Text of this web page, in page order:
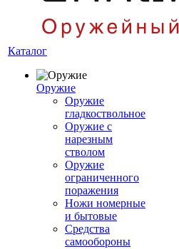
Каталог
Оружие
Оружие
гладкоствольное
Оружие с
нарезным
стволом
Оружие
ограниченного
поражения
Ножи номерные
и бытовые
Средства
самообороны